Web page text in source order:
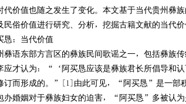
代价值也随之发生了变化。本文基于当代贵州彝
俗价值进行研究、分析，挖掘古籍文献的当代价
恳；当代价值
东部方言区的彝族民间歌谣之一，包括彝族传
应才认为：“‘阿买恳应该是彝族君长所倡导和
订而形成的。”[1]由此可见，“阿买恳”是一部
办婚姻对于彝族妇女的迫害，“阿买恳”多被认